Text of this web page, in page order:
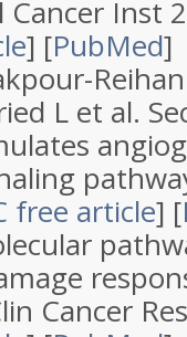
Cancer Inst
] [PubMed]
L et al.
free article] [
Cancer Res